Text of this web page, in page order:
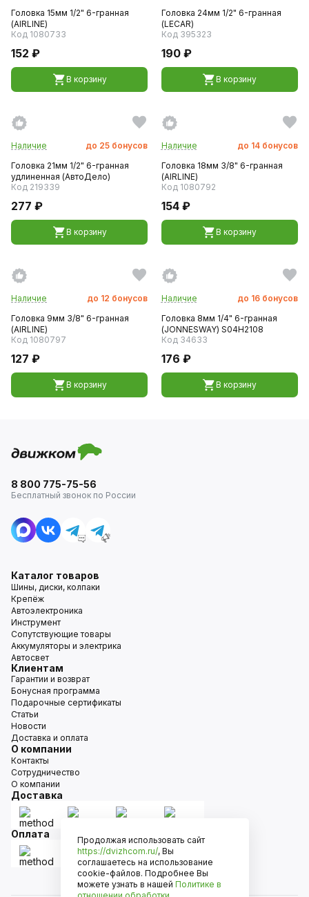
Головка 15мм 1/2" 6-гранная
(AIRLINE)
Код 1080733
152 ₽
В корзину
Головка 24мм 1/2" 6-гранная
(LECAR)
Код 395323
190 ₽
В корзину
Наличие до 25 бонусов
Головка 21мм 1/2" 6-гранная
удлиненная (АвтоДело)
Код 219339
277 ₽
В корзину
Наличие до 14 бонусов
Головка 18мм 3/8" 6-гранная
(AIRLINE)
Код 1080792
154 ₽
В корзину
Наличие до 12 бонусов
Головка 9мм 3/8" 6-гранная
(AIRLINE)
Код 1080797
127 ₽
В корзину
Наличие до 16 бонусов
Головка 8мм 1/4" 6-гранная
(JONNESWAY) S04H2108
Код 34633
176 ₽
В корзину
8 800 775-75-56
Бесплатный звонок по России
Каталог товаров
Шины, диски, колпаки
Крепёж
Автоэлектроника
Инструмент
Сопутствующие товары
Аккумуляторы и электрика
Автосвет
Клиентам
Гарантии и возврат
Бонусная программа
Подарочные сертификаты
Статьи
Новости
Доставка и оплата
О компании
Контакты
Сотрудничество
О компании
Доставка
Оплата
Продолжая использовать сайт
https://dvizhcom.ru/, Вы
соглашаетесь на использование
cookie-файлов. Подробнее Вы
можете узнать в нашей Политике в